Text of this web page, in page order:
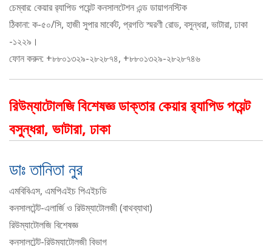
চেম্বার: কেয়ার র‍্যাপিড পয়েন্ট কনসালটেশন এন্ড ডায়াগনস্টিক
ঠিকানা: ক-৫০/সি, হাজী সুপার মার্কেট, প্রগতি স্মরণী রোড, বসুন্ধরা, ভাটারা, ঢাকা
-১২২৯।
ফোন করুন: +৮৮০১৩২৯-২৮২৮৭৪, +৮৮০১৩২৯-২৮২৮৭৪৬
রিউম্যাটোলজি বিশেষজ্ঞ ডাক্তার কেয়ার র‌্যাপিড পয়েন্ট
বসুন্ধরা, ভাটারা, ঢাকা
ডাঃ তানিতা নুর
এমবিবিএস, এমপিএইচ পিএইচডি
কনসালটেন্ট-এলার্জি ও রিউম্যাটোলজী (বাথব্যাথা)
রিউম্যাটোলজি বিশেষজ্ঞ
কনসালটেন্ট-রিউম্যাটোলজী বিভাগ